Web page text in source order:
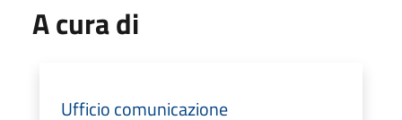
A cura di
Ufficio comunicazione